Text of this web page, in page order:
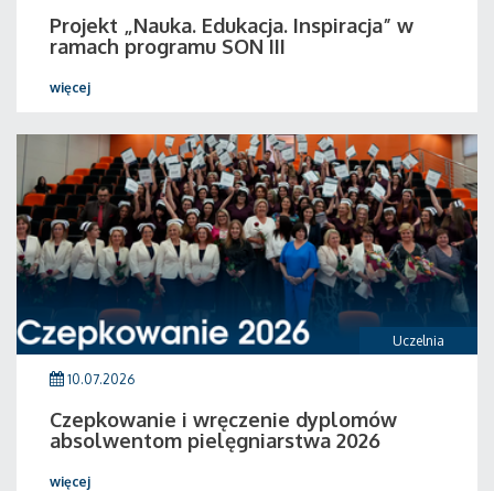
Projekt „Nauka. Edukacja. Inspiracja” w
ramach programu SON III
więcej
Uczelnia
10.07.2026
Czepkowanie i wręczenie dyplomów
absolwentom pielęgniarstwa 2026
więcej